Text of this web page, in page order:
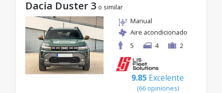
Dacia Duster 3 o similar
Manual
Aire acondicionado
5
4 2
9.85 Excelente
(66 opiniones)